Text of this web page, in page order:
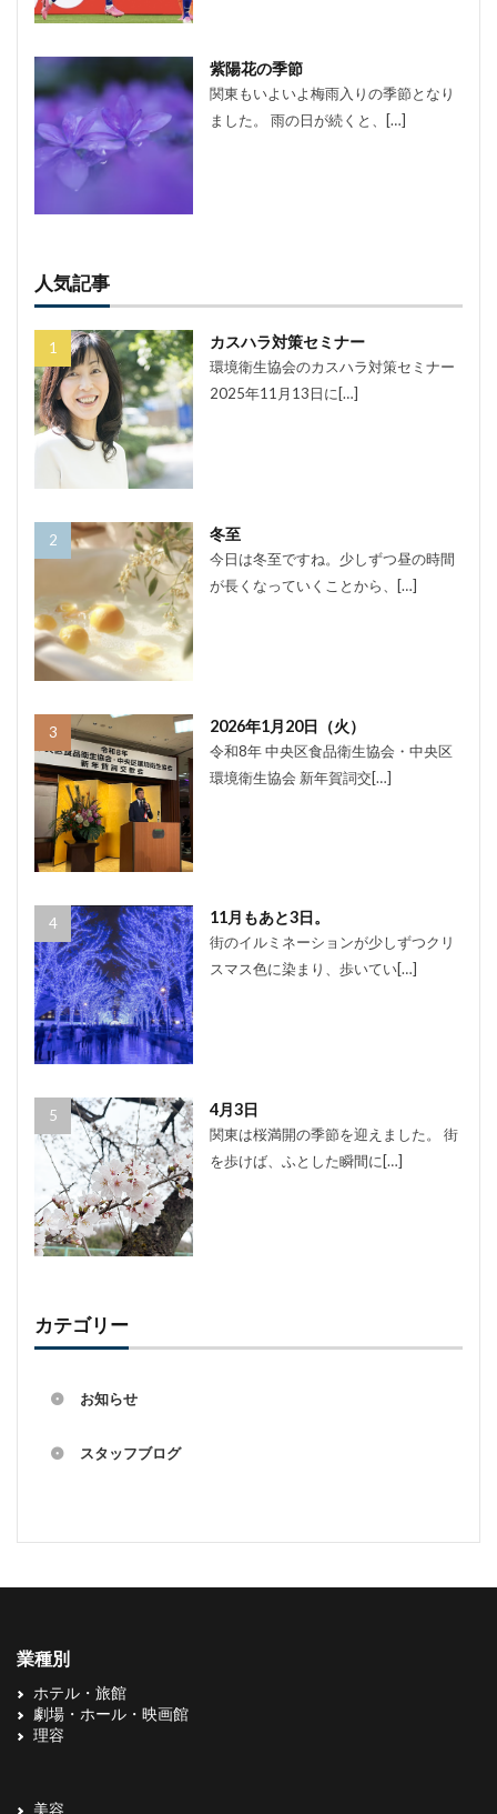
紫陽花の季節
関東もいよいよ梅雨入りの季節となり
ました。 雨の日が続くと、[…]
人気記事
カスハラ対策セミナー
環境衛生協会のカスハラ対策セミナー
2025年11月13日に[…]
冬至
今日は冬至ですね。少しずつ昼の時間
が長くなっていくことから、[…]
2026年1月20日（火）
令和8年 中央区食品衛生協会・中央区
環境衛生協会 新年賀詞交[…]
11月もあと3日。
街のイルミネーションが少しずつクリ
スマス色に染まり、歩いてい[…]
4月3日
関東は桜満開の季節を迎えました。 街
を歩けば、ふとした瞬間に[…]
カテゴリー
お知らせ
スタッフブログ
業種別
ホテル・旅館
劇場・ホール・映画館
理容
美容